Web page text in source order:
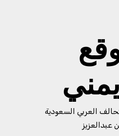
العربي السعودية